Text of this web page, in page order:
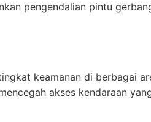
pengendalian pintu
keamanan di berbagai
akses kendaraan